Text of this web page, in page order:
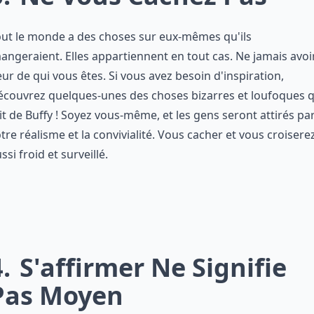
le monde a des choses sur eux-mêmes qu'ils
Elles appartiennent en tout cas. Ne jamais
de qui vous êtes. Si vous avez besoin d'inspiration,
quelques-unes des choses bizarres et loufoques
de Buffy ! Soyez vous-même, et les gens seront attirés
réalisme et la convivialité. Vous cacher et vous
froid et surveillé.
S'affirmer Ne Signifie
Moyen